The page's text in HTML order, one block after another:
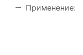
Применение: